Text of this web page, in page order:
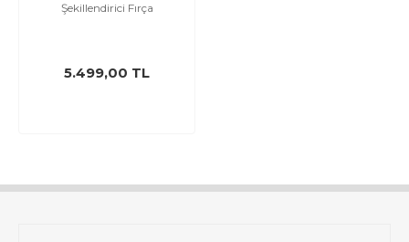
Şekillendirici Fırça
5.499,00 TL